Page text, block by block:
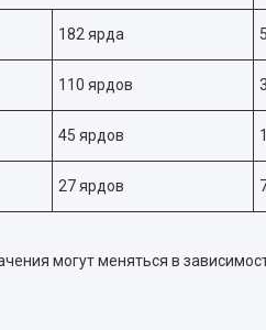
182 ярда
110 ярдов
45 ярдов
27 ярдов
могут меняться в